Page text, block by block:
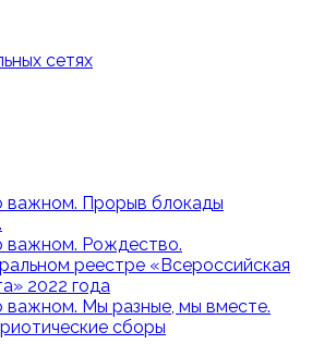
сетях
важном. Прорыв блокады
важном. Рождество.
реестре «Всероссийская
2022 года
важном. Мы разные, мы вместе.
сборы